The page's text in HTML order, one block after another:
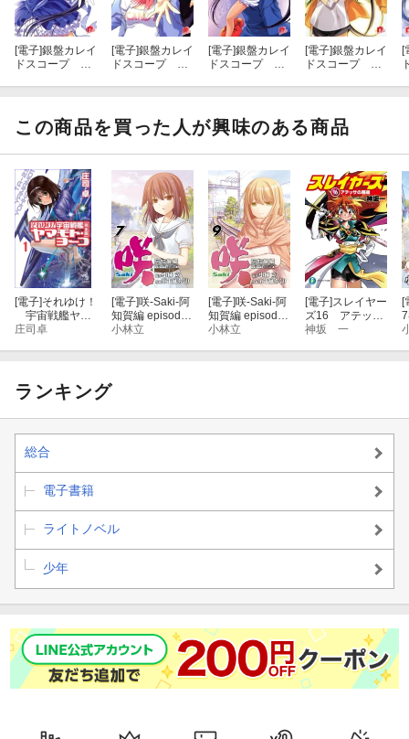
[電子]銀盤カレイ
ドスコープ ｖ
ｉｔ ａｉ
ｎ’ｔ ｓｏ
[電子]銀盤カレイ
ドスコープ ｖ
ｙ ｃａｎｄ
ｙ ａｌｌ ｍ
[電子]銀盤カレイ
ドスコープ ｖ
ｔｏ ｄｒｅａ
ｍ
[電子]銀盤カレイ
ドスコープ ｖ
ｎ ｌｏｖｅ
ｗｉｔｈ ｙｏ
[
この商品を買った人が興味のある商品
[電子]それゆけ！
宇宙戦艦ヤマ
モト・ヨーコ
庄司卓
[電子]咲-Saki-阿
知賀編 episode
of side-A7巻
小林立
[電子]咲-Saki-阿
知賀編 episode
of side-A9巻
小林立
[電子]スレイヤー
ズ16 アテッサ
の邂逅
神坂 一
[
ランキング
総合
電子書籍
ライトノベル
少年